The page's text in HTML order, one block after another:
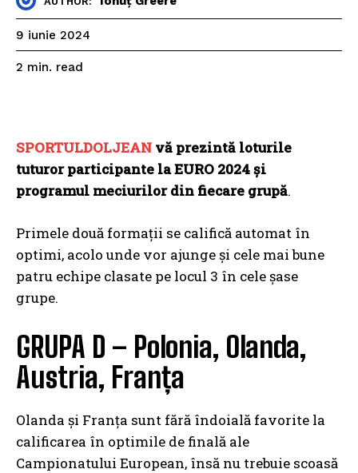
9 iunie 2024
2 min. read
SPORTULDOLJEAN vă prezintă loturile
tuturor participante la EURO 2024 și
programul meciurilor din fiecare grupă.
Primele două formații se califică automat în
optimi, acolo unde vor ajunge și cele mai bune
patru echipe clasate pe locul 3 în cele șase
grupe.
GRUPA D – Polonia, Olanda,
Austria, Franța
Olanda și Franța sunt fără îndoială favorite la
calificarea în optimile de finală ale
Campionatului European, însă nu trebuie scoasă